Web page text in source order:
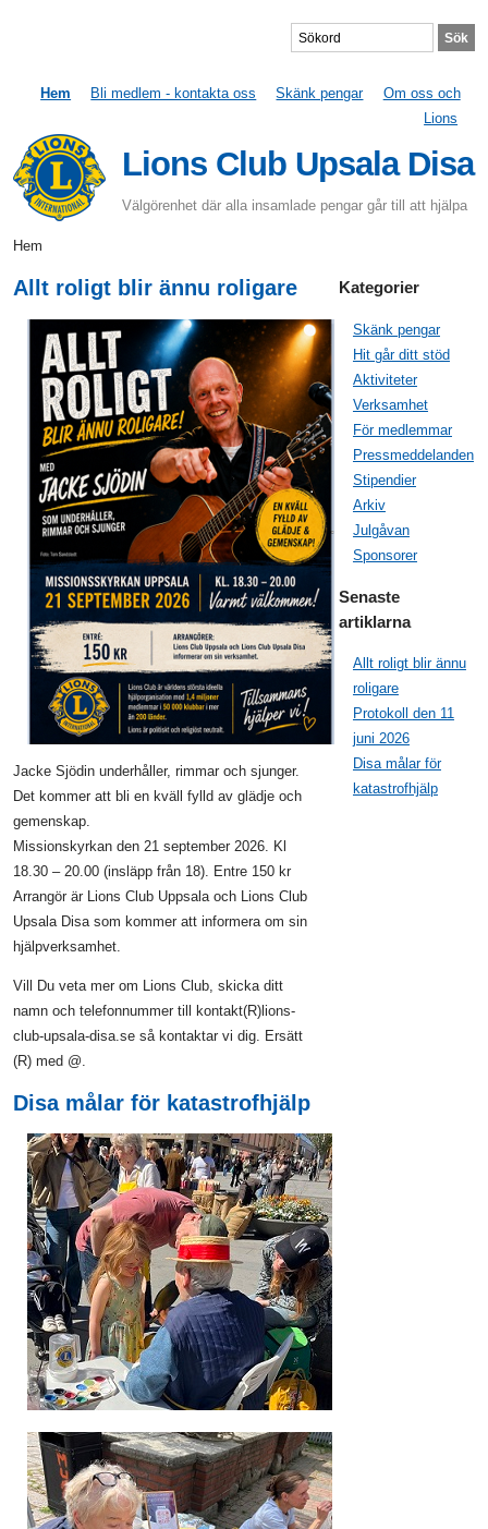
Hem Bli medlem - kontakta oss Skänk pengar
Om oss och
Lions
Lions Club Upsala Disa
Välgörenhet där alla insamlade pengar går till att hjälpa
Hem
Allt roligt blir ännu roligare
Jacke Sjödin underhåller, rimmar och sjunger.
Det kommer att bli en kväll fylld av glädje och
gemenskap.
Missionskyrkan den 21 september 2026. Kl
18.30 – 20.00 (insläpp från 18). Entre 150 kr
Arrangör är Lions Club Uppsala och Lions Club
Upsala Disa som kommer att informera om sin
hjälpverksamhet.
Vill Du veta mer om Lions Club, skicka ditt
namn och telefonnummer till kontakt(R)lions-
club-upsala-disa.se så kontaktar vi dig. Ersätt
(R) med @.
Disa målar för katastrofhjälp
Kategorier
Skänk pengar
Hit går ditt stöd
Aktiviteter
Verksamhet
För medlemmar
Pressmeddelanden
Stipendier
Arkiv
Julgåvan
Sponsorer
Senaste
artiklarna
Allt roligt blir ännu
roligare
Protokoll den 11
juni 2026
Disa målar för
katastrofhjälp